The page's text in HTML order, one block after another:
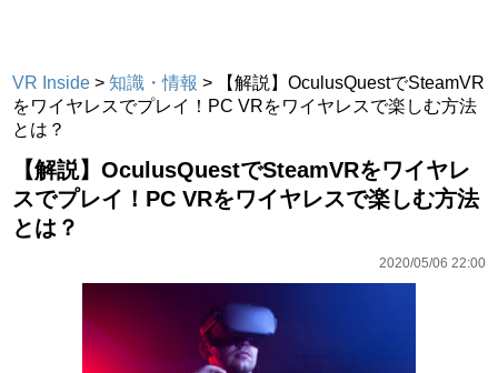
VR Inside >知識・情報 >
【解説】OculusQuestでSteamVR
をワイヤレスでプレイ！PC VRをワイヤレスで楽しむ方法
とは？
【解説】OculusQuestでSteamVRをワイヤレ
スでプレイ！PC VRをワイヤレスで楽しむ方法
とは？
2020/05/06 22:00